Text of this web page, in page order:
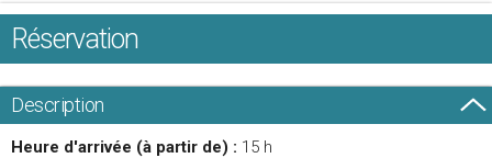
Réservation
Description
Heure d'arrivée (à partir de) : 15 h